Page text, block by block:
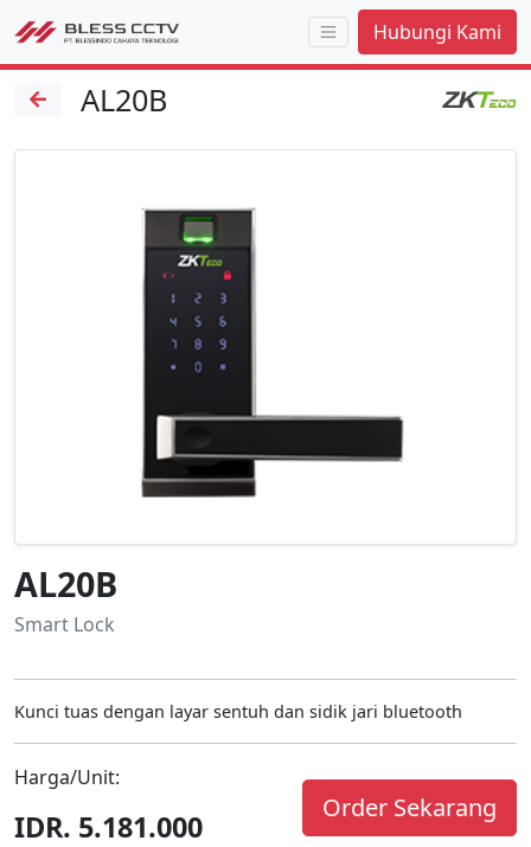
Hubungi Kami
AL20B
AL20B
Smart Lock
Kunci tuas dengan layar sentuh dan sidik jari bluetooth
Harga/Unit:
IDR. 5.181.000
Order Sekarang